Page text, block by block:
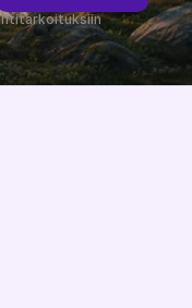
Hyväksyn tietojeni käytön markkinointitarkoituksiin